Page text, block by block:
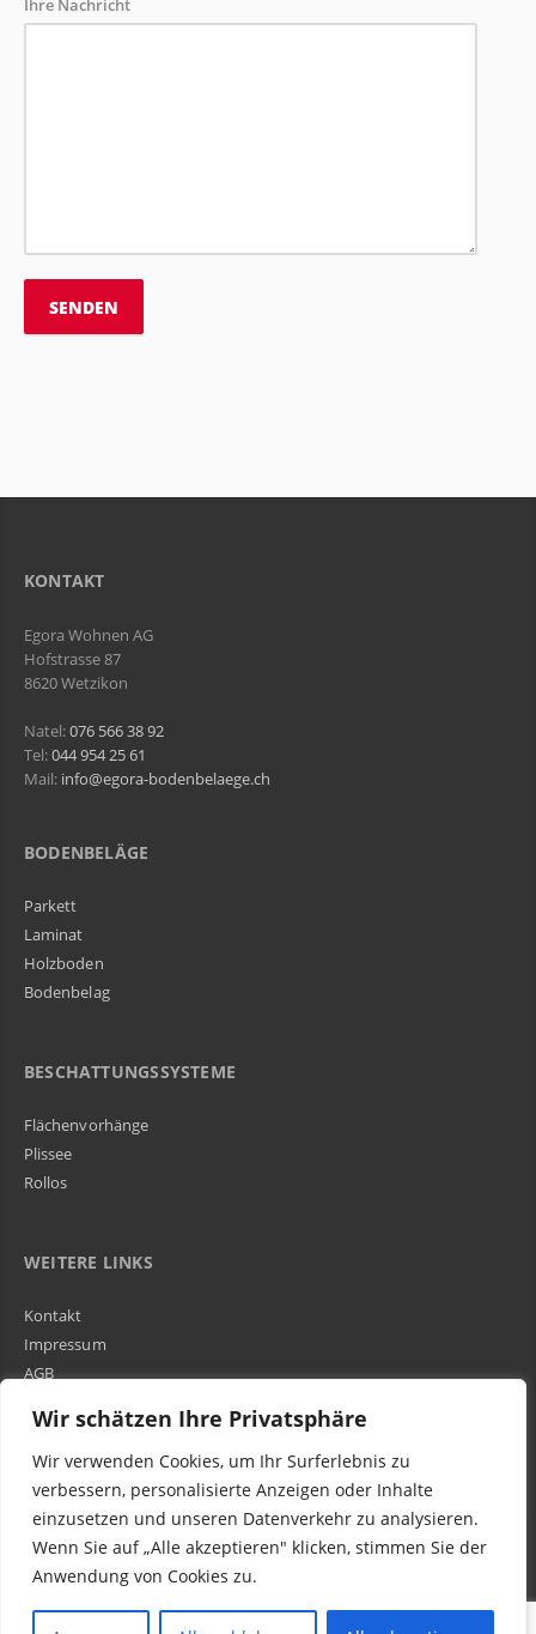
Wir schätzen Ihre Privatsphäre
Wir verwenden Cookies, um Ihr Surferlebnis zu
verbessern, personalisierte Anzeigen oder Inhalte
einzusetzen und unseren Datenverkehr zu analysieren.
Wenn Sie auf „Alle akzeptieren" klicken, stimmen Sie der
Anwendung von Cookies zu.
Ihre Nachricht
KONTAKT
Egora Wohnen AG
Hofstrasse 87
8620 Wetzikon
Natel:076 566 38 92
Tel:044 954 25 61
Mail: info@egora-bodenbelaege.ch
BODENBELÄGE
Parkett
Laminat
Holzboden
Bodenbelag
BESCHATTUNGSSYSTEME
Flächenvorhänge
Plissee
Rollos
WEITERE LINKS
Kontakt
Impressum
AGB
WIR SIND IN DER GESAMTEN SCHWEIZ TÄTIG
© 2016-2023 Egora Wohnen AG in Schweiz - Parkett Reparatur (schleifen, ölen
Bewertungen
Kundenbewertungen und Erfahrungen zu
Egora GmbH
MANGELHAFT